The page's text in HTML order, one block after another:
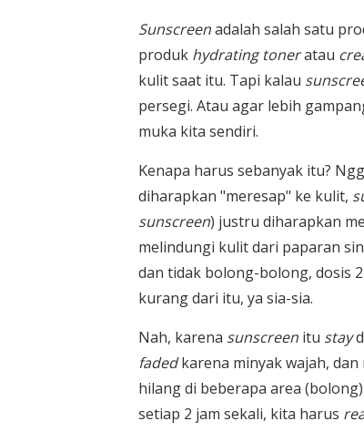
Sunscreenadalah salah satu
produk hydrating toneratau
kulit saat itu. Tapi kalau
persegi. Atau agar lebih
muka kita sendiri.
Kenapa harus sebanyak itu?
diharapkan "meresap" ke kulit,
sunscreen) justru diharapkan
melindungi kulit dari paparan
dan tidak bolong-bolong, dosis
kurang dari itu, ya sia-sia.
Nah, karena sunscreen itu stay
fadedkarena minyak wajah,
hilang di beberapa area
setiap 2 jam sekali, kita harus